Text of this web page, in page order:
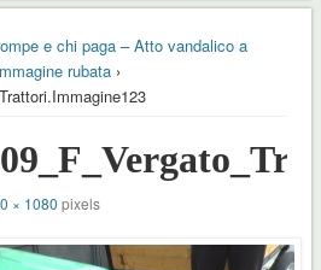
e chi paga – Atto vandalico a
rubata›
× 1080 pixels